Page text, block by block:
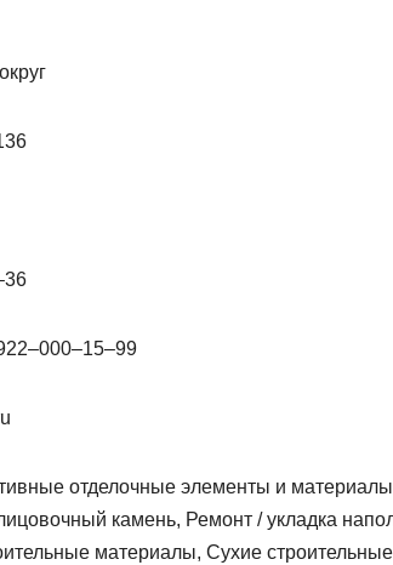
отделочные элементы и
камень, Ремонт / укладка
материалы, Сухие